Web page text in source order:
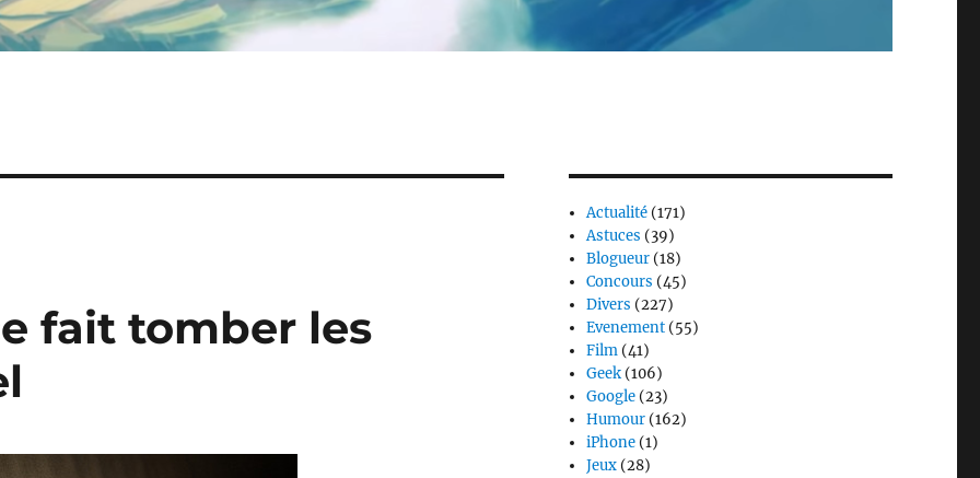
fait tomber les
Actualité (171)
Astuces (39)
Blogueur (18)
Concours (45)
Divers (227)
Evenement (55)
Film (41)
Geek (106)
Google (23)
Humour (162)
iPhone (1)
Jeux (28)